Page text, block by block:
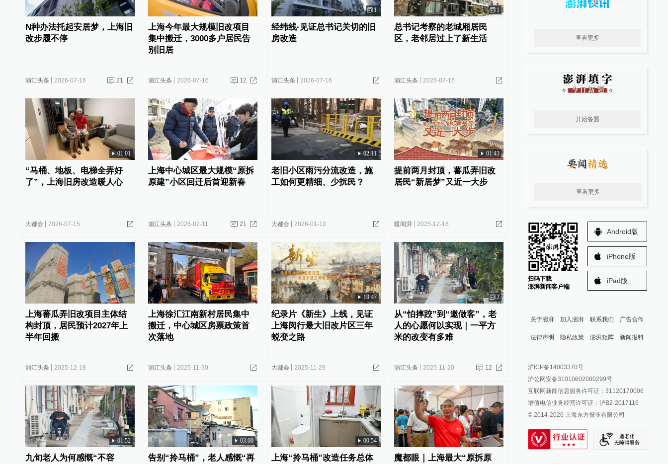
N种办法托起安居梦，上海旧
改步履不停
浦江头条 2026-07-16 21
上海今年最大规模旧改项目
集中搬迁，3000多户居民告
别旧居
浦江头条 2026-07-16 12
1
经纬线·见证总书记关切的旧
房改造
浦江头条 2026-07-16
1
总书记考察的老城厢居民
区，老邻居过上了新生活
浦江头条 2026-07-16
01:01
“马桶、地板、电梯全弄好
了”，上海旧房改造暖人心
大都会 2026-07-15
上海中心城区最大规模“原拆
原建”小区回迁后首迎新春
浦江头条 2026-02-11 21
02:11
老旧小区雨污分流改造，施
工如何更精细、少扰民？
大都会 2026-01-10
01:43
提前两月封顶，蕃瓜弄旧改
居民“新居梦”又近一大步
暖闻湃 2025-12-18
上海蕃瓜弄旧改项目主体结
构封顶，居民预计2027年上
半年回搬
浦江头条 2025-12-18
上海徐汇江南新村居民集中
搬迁，中心城区房票政策首
次落地
浦江头条 2025-11-30
19:47
纪录片《新生》上线，见证
上海闵行最大旧改片区三年
蜕变之路
大都会 2025-11-29
2
从“怕摔跤”到“邀做客”，老
人的心愿何以实现｜一平方
米的改变有多难
浦江头条 2025-11-20 12
01:52
九旬老人为何感慨“不容
03:00
告别“拎马桶”，老人感慨“再
00:54
上海“拎马桶”改造任务总体
魔都眼｜上海最大“原拆原
查看更多
开始答题
查看更多
扫码下载
澎湃新闻客户端
Android版
iPhone版
iPad版
关于澎湃 加入澎湃 联系我们 广告合作
法律声明 隐私政策 澎湃矩阵
澎湃新闻公众号
澎湃新闻抖音号
派生万物开放平台
IP SHANGHAI
SIXTH TONE
新闻报料
报料邮箱: news@thepaper.cn
沪ICP备14003370号
沪公网安备31010602000299号
互联网新闻信息服务许可证：31120170006
增值电信业务经营许可证：沪B2-2017116
© 2014-2026 上海东方报业有限公司